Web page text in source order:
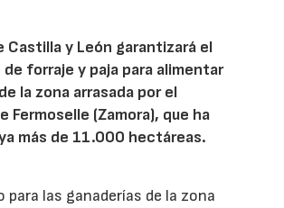
Castilla y León garantizará el
forraje y paja para alimentar
la zona arrasada por el
Fermoselle (Zamora), que ha
más de 11.000 hectáreas.
para las ganaderías de la zona